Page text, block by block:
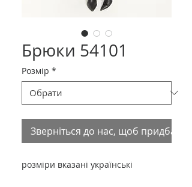
Брюки 54101
Розмір *
Зверніться до нас, щоб придбати
розміри вказані українські